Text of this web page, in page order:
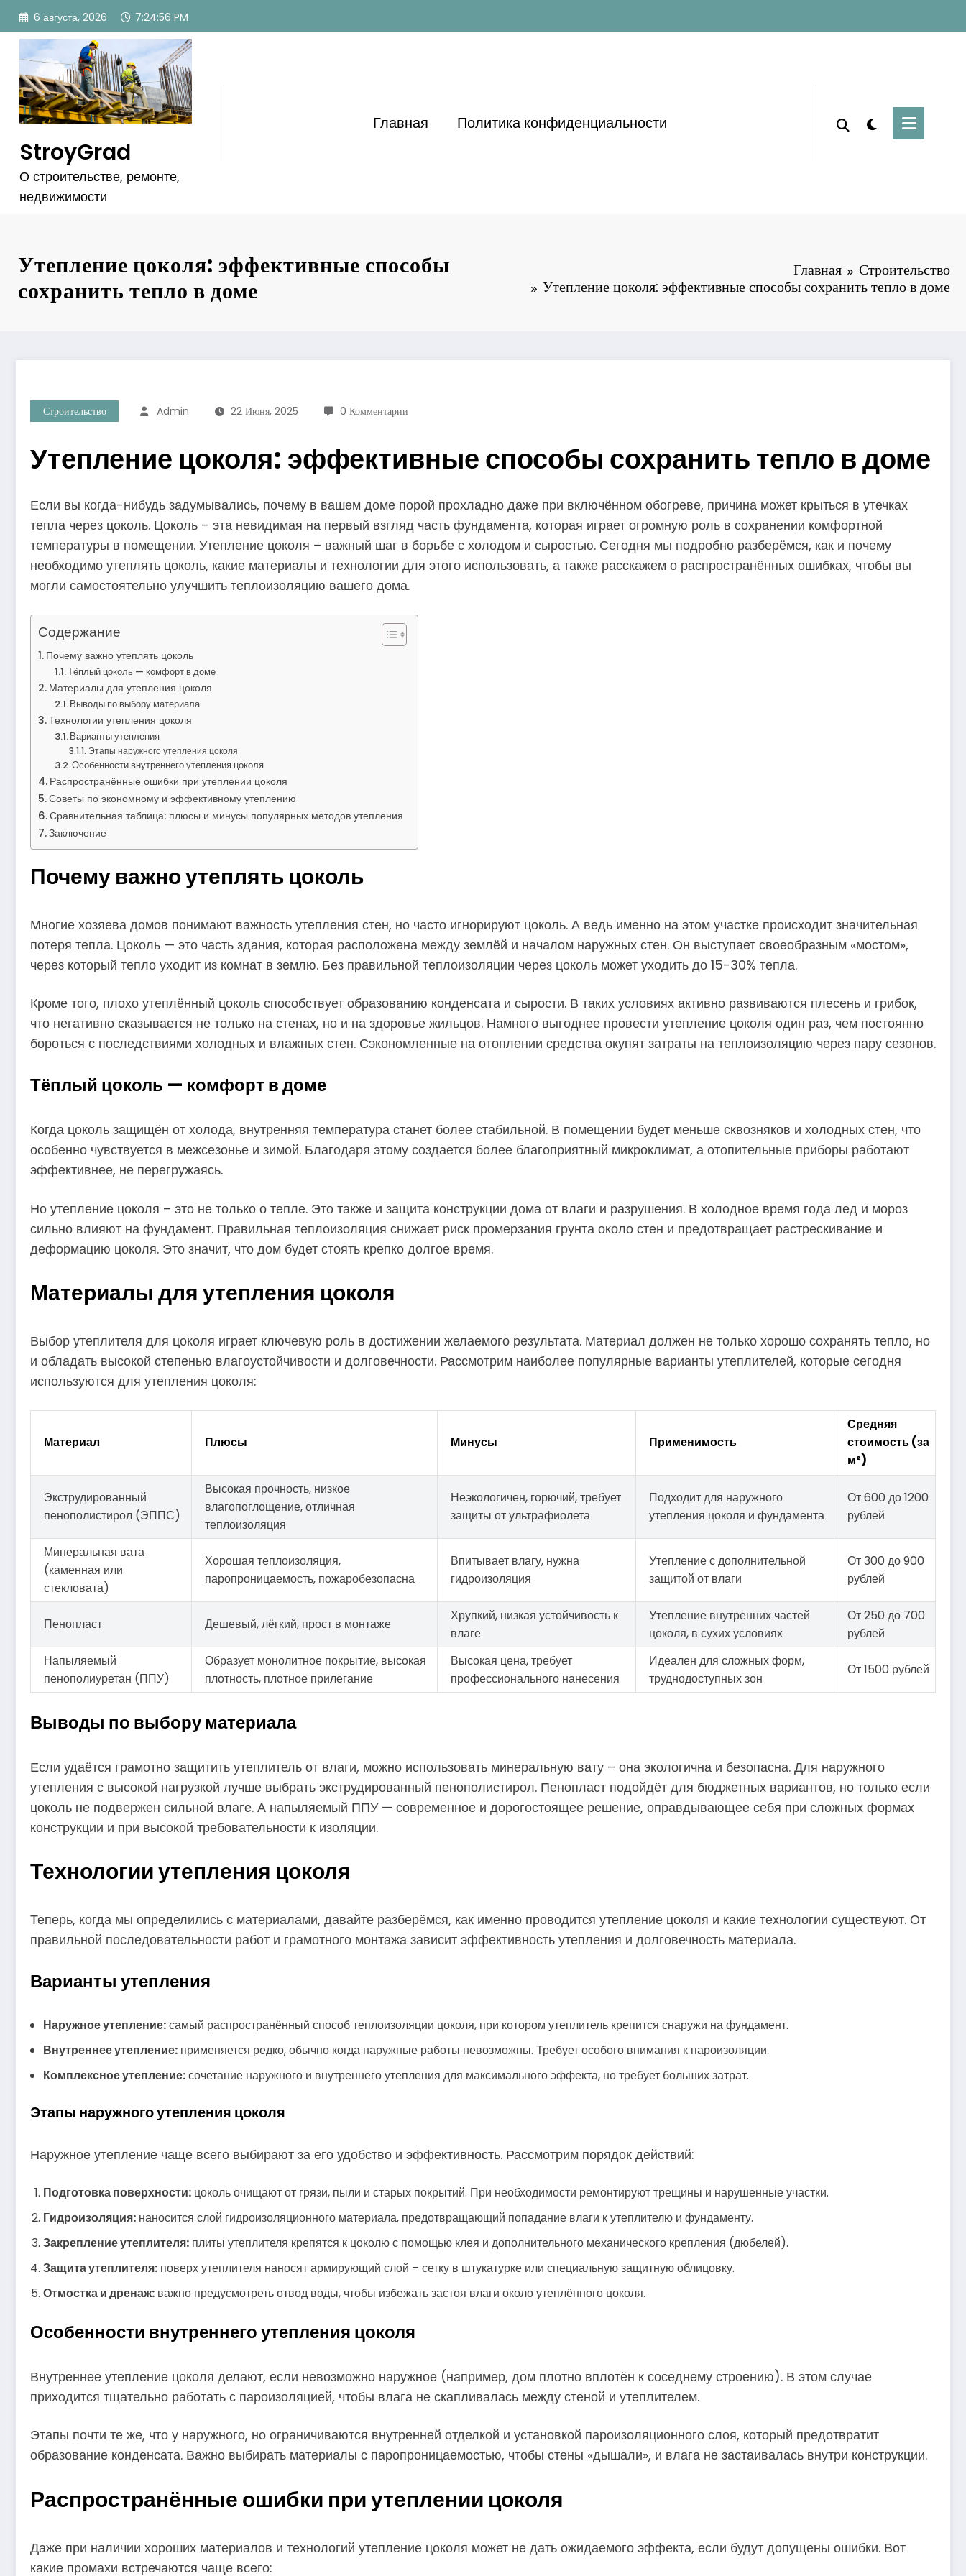
Перейти
содержимому
6 августа, 2026 7:24:57 PM
StroyGrad
О строительстве, ремонте,
недвижимости
Главная Политика конфиденциальности
Утепление цоколя: эффективные способы
сохранить тепло в доме
Главная
Строительство
Утепление цоколя: эффективные способы сохранить тепло в доме
Строительство Admin 22 Июня, 2025 0 Комментарии
Утепление цоколя: эффективные способы сохранить тепло в доме
Если вы когда-нибудь задумывались, почему в вашем доме порой прохладно даже при включённом обогреве, причина может крыться в утечках
тепла через цоколь. Цоколь – эта невидимая на первый взгляд часть фундамента, которая играет огромную роль в сохранении комфортной
температуры в помещении. Утепление цоколя – важный шаг в борьбе с холодом и сыростью. Сегодня мы подробно разберёмся, как и почему
необходимо утеплять цоколь, какие материалы и технологии для этого использовать, а также расскажем о распространённых ошибках, чтобы вы
могли самостоятельно улучшить теплоизоляцию вашего дома.
Содержание
Почему важно утеплять цоколь
Тёплый цоколь — комфорт в доме
Материалы для утепления цоколя
Выводы по выбору материала
Технологии утепления цоколя
Варианты утепления
Этапы наружного утепления цоколя
Особенности внутреннего утепления цоколя
Распространённые ошибки при утеплении цоколя
Советы по экономному и эффективному утеплению
Сравнительная таблица: плюсы и минусы популярных методов утепления
Заключение
Почему важно утеплять цоколь
Многие хозяева домов понимают важность утепления стен, но часто игнорируют цоколь. А ведь именно на этом участке происходит значительная
потеря тепла. Цоколь — это часть здания, которая расположена между землёй и началом наружных стен. Он выступает своеобразным «мостом»,
через который тепло уходит из комнат в землю. Без правильной теплоизоляции через цоколь может уходить до 15-30% тепла.
Кроме того, плохо утеплённый цоколь способствует образованию конденсата и сырости. В таких условиях активно развиваются плесень и грибок,
что негативно сказывается не только на стенах, но и на здоровье жильцов. Намного выгоднее провести утепление цоколя один раз, чем постоянно
бороться с последствиями холодных и влажных стен. Сэкономленные на отоплении средства окупят затраты на теплоизоляцию через пару сезонов.
Тёплый цоколь — комфорт в доме
Когда цоколь защищён от холода, внутренняя температура станет более стабильной. В помещении будет меньше сквозняков и холодных стен, что
особенно чувствуется в межсезонье и зимой. Благодаря этому создается более благоприятный микроклимат, а отопительные приборы работают
эффективнее, не перегружаясь.
Но утепление цоколя – это не только о тепле. Это также и защита конструкции дома от влаги и разрушения. В холодное время года лед и мороз
сильно влияют на фундамент. Правильная теплоизоляция снижает риск промерзания грунта около стен и предотвращает растрескивание и
деформацию цоколя. Это значит, что дом будет стоять крепко долгое время.
Материалы для утепления цоколя
Выбор утеплителя для цоколя играет ключевую роль в достижении желаемого результата. Материал должен не только хорошо сохранять тепло, но
и обладать высокой степенью влагоустойчивости и долговечности. Рассмотрим наиболее популярные варианты утеплителей, которые сегодня
используются для утепления цоколя:
Материал Плюсы Минусы Применимость
Средняя
стоимость (за
м²)
Экструдированный
пенополистирол (ЭППС)
Высокая прочность, низкое
влагопоглощение, отличная
теплоизоляция
Неэкологичен, горючий, требует
защиты от ультрафиолета
Подходит для наружного
утепления цоколя и фундамента
От 600 до 1200
рублей
Минеральная вата
(каменная или
стекловата)
Хорошая теплоизоляция,
паропроницаемость, пожаробезопасна
Впитывает влагу, нужна
гидроизоляция
Утепление с дополнительной
защитой от влаги
От 300 до 900
рублей
Пенопласт Дешевый, лёгкий, прост в монтаже
Хрупкий, низкая устойчивость к
влаге
Утепление внутренних частей
цоколя, в сухих условиях
От 250 до 700
рублей
Напыляемый
пенополиуретан (ППУ)
Образует монолитное покрытие, высокая
плотность, плотное прилегание
Высокая цена, требует
профессионального нанесения
Идеален для сложных форм,
труднодоступных зон
От 1500 рублей
Выводы по выбору материала
Если удаётся грамотно защитить утеплитель от влаги, можно использовать минеральную вату – она экологична и безопасна. Для наружного
утепления с высокой нагрузкой лучше выбрать экструдированный пенополистирол. Пенопласт подойдёт для бюджетных вариантов, но только если
цоколь не подвержен сильной влаге. А напыляемый ППУ — современное и дорогостоящее решение, оправдывающее себя при сложных формах
конструкции и при высокой требовательности к изоляции.
Технологии утепления цоколя
Теперь, когда мы определились с материалами, давайте разберёмся, как именно проводится утепление цоколя и какие технологии существуют. От
правильной последовательности работ и грамотного монтажа зависит эффективность утепления и долговечность материала.
Варианты утепления
Наружное утепление:самый распространённый способ теплоизоляции цоколя, при котором утеплитель крепится снаружи на фундамент.
Внутреннее утепление: применяется редко, обычно когда наружные работы невозможны. Требует особого внимания к пароизоляции.
Комплексное утепление:сочетание наружного и внутреннего утепления для максимального эффекта, но требует больших затрат.
Этапы наружного утепления цоколя
Наружное утепление чаще всего выбирают за его удобство и эффективность. Рассмотрим порядок действий:
Подготовка поверхности: цоколь очищают от грязи, пыли и старых покрытий. При необходимости ремонтируют трещины и нарушенные участки.
Гидроизоляция: наносится слой гидроизоляционного материала, предотвращающий попадание влаги к утеплителю и фундаменту.
Закрепление утеплителя: плиты утеплителя крепятся к цоколю с помощью клея и дополнительного механического крепления (дюбелей).
Защита утеплителя: поверх утеплителя наносят армирующий слой – сетку в штукатурке или специальную защитную облицовку.
Отмостка и дренаж: важно предусмотреть отвод воды, чтобы избежать застоя влаги около утеплённого цоколя.
Особенности внутреннего утепления цоколя
Внутреннее утепление цоколя делают, если невозможно наружное (например, дом плотно вплотён к соседнему строению). В этом случае
приходится тщательно работать с пароизоляцией, чтобы влага не скапливалась между стеной и утеплителем.
Этапы почти те же, что у наружного, но ограничиваются внутренней отделкой и установкой пароизоляционного слоя, который предотвратит
образование конденсата. Важно выбирать материалы с паропроницаемостью, чтобы стены «дышали», и влага не застаивалась внутри конструкции.
Распространённые ошибки при утеплении цоколя
Даже при наличии хороших материалов и технологий утепление цоколя может не дать ожидаемого эффекта, если будут допущены ошибки. Вот
какие промахи встречаются чаще всего: